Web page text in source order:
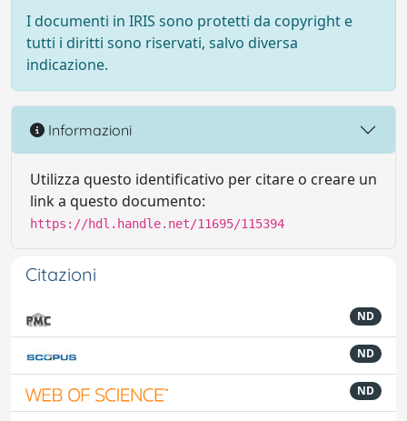
I documenti in IRIS sono protetti da copyright e
tutti i diritti sono riservati, salvo diversa
indicazione.
Informazioni
Utilizza questo identificativo per citare o creare un
link a questo documento:
https://hdl.handle.net/11695/115394
Citazioni
ND
ND
ND